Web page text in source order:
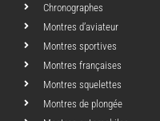
Chronographes
Montres d’aviateur
Montres sportives
Montres françaises
Montres squelettes
Montres de plongée